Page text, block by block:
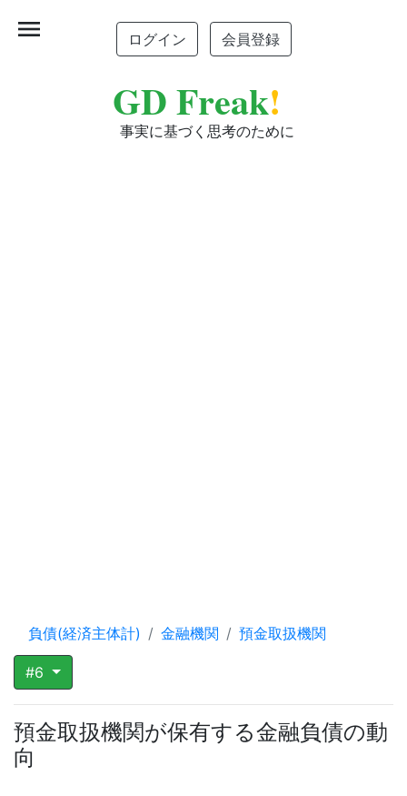
ログイン 会員登録
GD Freak!
事実に基づく思考のために
menu
負債(経済主体計) 金融機関 預金取扱機関
#6
預金取扱機関が保有する金融負債の動
向